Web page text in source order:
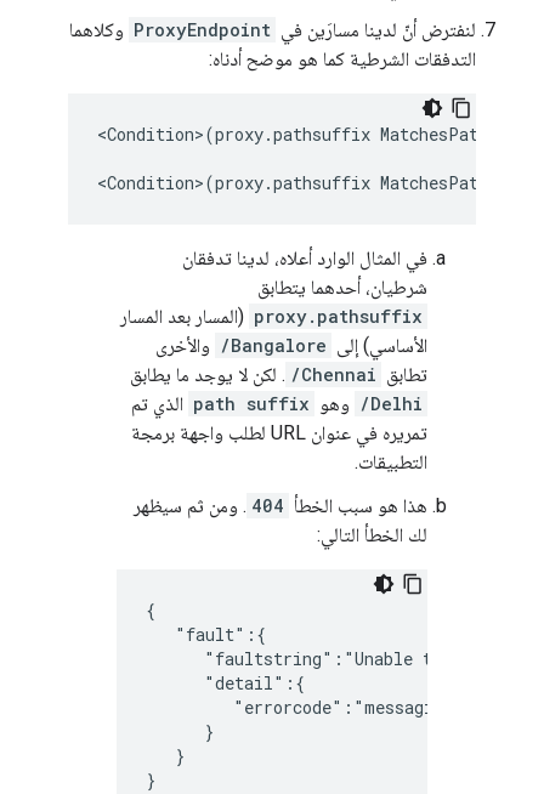
لنفترض أنّ لدينا مسارَين في ProxyEndpoint وكلاهما
التدفقات الشرطية كما هو موضح أدناه:
<Condition>(proxy.pathsuffix MatchesPath "/
<Condition>(proxy.pathsuffix MatchesPath "/
في المثال الوارد أعلاه، لدينا تدفقان
شرطيان، أحدهما يتطابق
proxy.pathsuffix (المسار بعد المسار
الأساسي) إلى /Bangalore والأخرى
تطابق /Chennai . لكن لا يوجد ما يطابق
/Delhi وهو path suffix الذي تم
تمريره في عنوان URL لطلب واجهة برمجة
التطبيقات.
هذا هو سبب الخطأ 404 . ومن ثم سيظهر
لك الخطأ التالي:
{
   "fault":{
"faultstring":"Unable to identify
      "detail":{
      }
   }
}